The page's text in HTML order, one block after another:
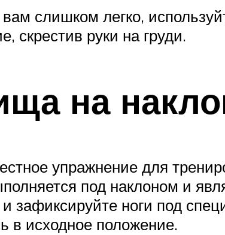
слишком легко,
скрестив руки на груди.
на
упражнение для
под наклоном и
зафиксируйте ноги под
в исходное положение.